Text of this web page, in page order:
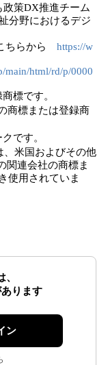
策DX推進チーム
分野におけるデジ
ちらから https://w
main/html/rd/p/0000
標です。
商標または登録商
です。
、米国およびその他
関連会社の商標ま
使用されていま
ります
ン